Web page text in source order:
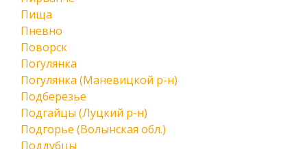
Пища
Пневно
Поворск
Погулянка
Погулянка (Маневицкой р-н)
Подберезье
Подгайцы (Луцкий р-н)
Подгорье (Волынская обл.)
Поддубцы